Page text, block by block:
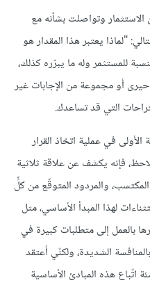
وتواصلت بشأنه مع
"لماذا يعتبر هذا المقدار هو
للمستثمر وله ما يبرّره كذلك،
أو مجموعة من الإجابات غير
التي قد تساعدك.
في عملية اتخاذ القرار
فإنه يكشف عن علاقة ثلاثية
والمردود المتوقّع من كلٍّ
لهذا المبدأ الأساسي، مثل
بالعمل إلى متطلبات كبيرة في
الشديدة، ولكنّي أعتقد
اتّباع هذه المبادئ اﻷساسية